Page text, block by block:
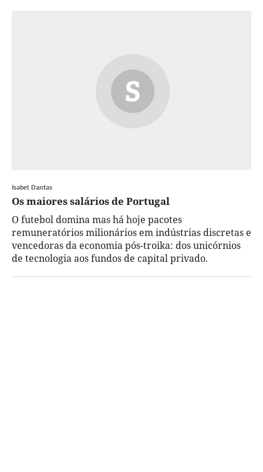
Isabel Dantas
Os maiores salários de Portugal
O futebol domina mas há hoje pacotes
remuneratórios milionários em indústrias discretas e
vencedoras da economia pós-troika: dos unicórnios
de tecnologia aos fundos de capital privado.